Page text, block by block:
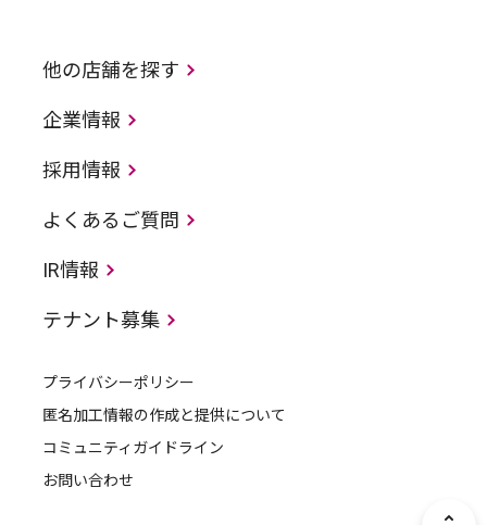
他の店舗を探す
企業情報
採用情報
よくあるご質問
IR情報
テナント募集
プライバシーポリシー
匿名加工情報の作成と提供について
コミュニティガイドライン
お問い合わせ